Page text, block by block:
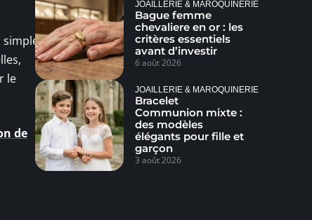
simple
le
de
JOAILLERIE & MAROQUINERIE
Bague femme
chevaliere en or : les
critères essentiels
avant d’investir
6 août 2026
JOAILLERIE & MAROQUINERIE
Bracelet
Communion mixte :
des modèles
élégants pour fille et
garçon
3 août 2026